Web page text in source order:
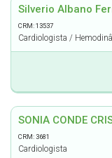
Silverio Albano
CRM: 13537
Cardiologista /
SONIA CONDE
CRM: 3681
Cardiologista